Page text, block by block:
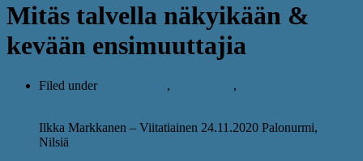
Mitäs talvella näkyikään &
kevään ensimuuttajia
Filed under , ,
Ilkka Markkanen – Viitatiainen 24.11.2020 Palonurmi,
Nilsiä